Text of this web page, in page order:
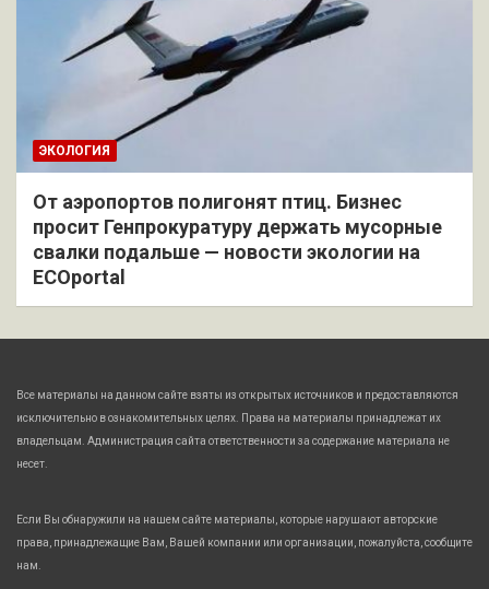
ЭКОЛОГИЯ
От аэропортов полигонят птиц. Бизнес
просит Генпрокуратуру держать мусорные
свалки подальше — новости экологии на
ECOportal
Все материалы на данном сайте взяты из открытых источников и предоставляются
исключительно в ознакомительных целях. Права на материалы принадлежат их
владельцам. Администрация сайта ответственности за содержание материала не
несет.
Если Вы обнаружили на нашем сайте материалы, которые нарушают авторские
права, принадлежащие Вам, Вашей компании или организации, пожалуйста, сообщите
нам.